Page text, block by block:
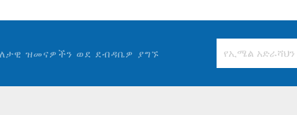
ዝመናዎችን ወደ ደብዳቤዎ ያግኙ